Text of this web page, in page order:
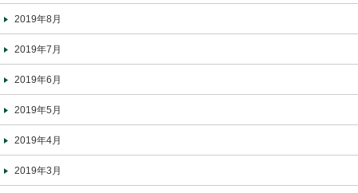
2019年8月
2019年7月
2019年6月
2019年5月
2019年4月
2019年3月